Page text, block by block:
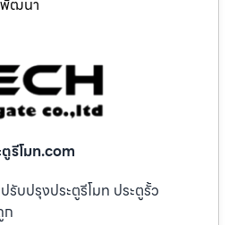
พัฒนา
ตูรีโมท.com
บปรุงประตูรีโมท ประตูรั้ว
ก